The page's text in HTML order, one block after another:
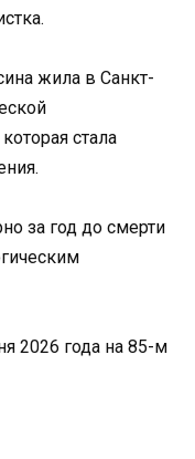
жила в Санкт-
стала
за год до смерти
2026 года на 85-м